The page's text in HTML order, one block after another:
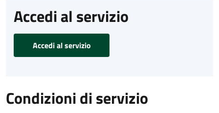
Accedi al servizio
Accedi al servizio
Condizioni di servizio